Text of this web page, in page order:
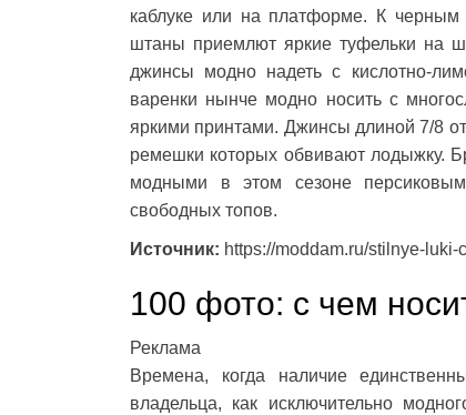
каблуке или на платформе. К
штаны приемлют яркие туфельки на
джинсы модно надеть с кислотно-
варенки нынче модно носить с
яркими принтами. Джинсы длиной 7/8
ремешки которых обвивают лодыжку.
модными в этом сезоне
свободных топов.
Источник: https://moddam.ru/stilnye-
100 фото: с чем
Реклама
Времена, когда наличие
владельца, как исключительно